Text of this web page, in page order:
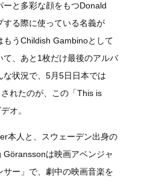
と多彩な顔をもつDonald
る際に使っている名義が
もうChildish Gambinoとして
、あと1枚だけ最後のアルバ
状況で、5月5日日本では
れたのが、この「This is
オ。
本人と、スウェーデン出身の
は映画アベンジャ
ー」で、劇中の映画音楽を